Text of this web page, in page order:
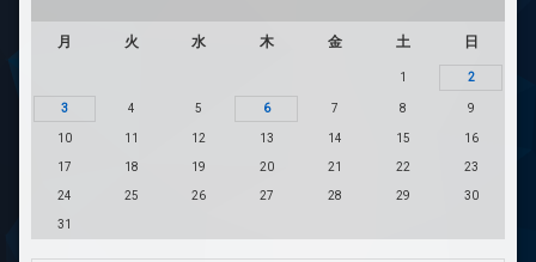
月 火 水 木 金 土 日
1 2
3 4 5 6 7 8 9
10 11 12 13 14 15 16
17 18 19 20 21 22 23
24 25 26 27 28 29 30
31